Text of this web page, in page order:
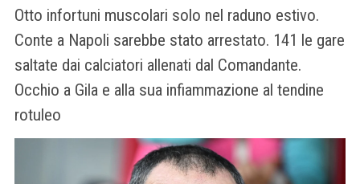
Otto infortuni muscolari solo nel raduno estivo.
Conte a Napoli sarebbe stato arrestato. 141 le gare
saltate dai calciatori allenati dal Comandante.
Occhio a Gila e alla sua infiammazione al tendine
rotuleo